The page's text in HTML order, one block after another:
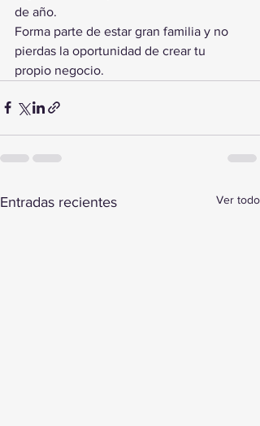
de año.
Forma parte de estar gran familia y no
pierdas la oportunidad de crear tu
propio negocio.
Entradas recientes Ver todo